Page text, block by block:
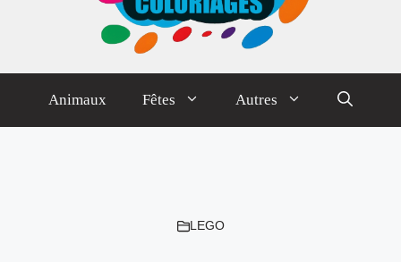
Animaux Fêtes Autres
LEGO